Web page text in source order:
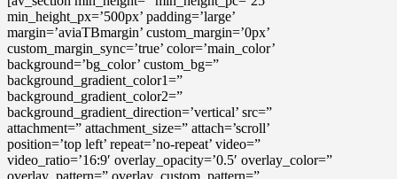
min_height_px=’500px’ padding=’large’
margin=’aviaTBmargin’ custom_margin=’0px’
custom_margin_sync=’true’ color=’main_color’
background=’bg_color’ custom_bg=”
background_gradient_color1=”
background_gradient_color2=”
background_gradient_direction=’vertical’ src=”
attachment=” attachment_size=” attach=’scroll’
position=’top left’ repeat=’no-repeat’ video=”
video_ratio=’16:9′ overlay_opacity=’0.5′ overlay_color=”
overlay_pattern=” overlay_custom_pattern=”